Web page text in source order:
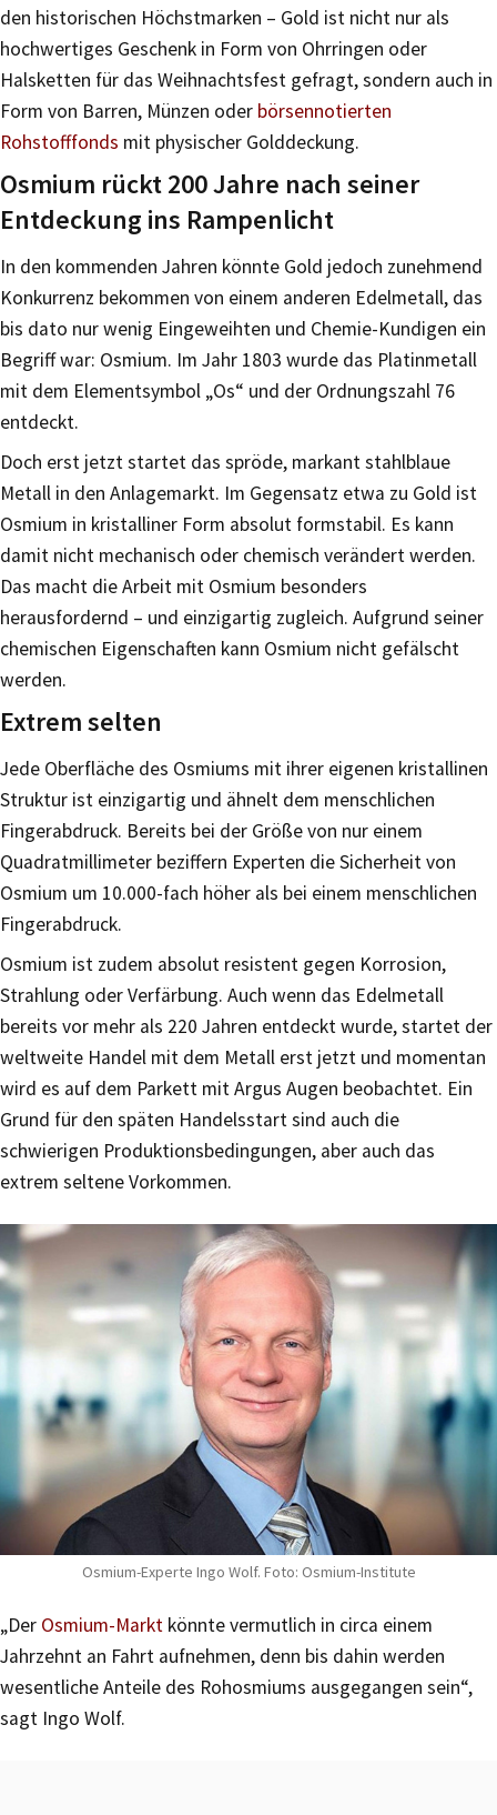
den historischen Höchstmarken – Gold ist nicht nur als
hochwertiges Geschenk in Form von Ohrringen oder
Halsketten für das Weihnachtsfest gefragt, sondern auch in
Form von Barren, Münzen oder börsennotierten
Rohstofffonds mit physischer Golddeckung.
Osmium rückt 200 Jahre nach seiner
Entdeckung ins Rampenlicht
In den kommenden Jahren könnte Gold jedoch zunehmend
Konkurrenz bekommen von einem anderen Edelmetall, das
bis dato nur wenig Eingeweihten und Chemie-Kundigen ein
Begriff war: Osmium. Im Jahr 1803 wurde das Platinmetall
mit dem Elementsymbol „Os“ und der Ordnungszahl 76
entdeckt.
Doch erst jetzt startet das spröde, markant stahlblaue
Metall in den Anlagemarkt. Im Gegensatz etwa zu Gold ist
Osmium in kristalliner Form absolut formstabil. Es kann
damit nicht mechanisch oder chemisch verändert werden.
Das macht die Arbeit mit Osmium besonders
herausfordernd – und einzigartig zugleich. Aufgrund seiner
chemischen Eigenschaften kann Osmium nicht gefälscht
werden.
Extrem selten
Jede Oberfläche des Osmiums mit ihrer eigenen kristallinen
Struktur ist einzigartig und ähnelt dem menschlichen
Fingerabdruck. Bereits bei der Größe von nur einem
Quadratmillimeter beziffern Experten die Sicherheit von
Osmium um 10.000-fach höher als bei einem menschlichen
Fingerabdruck.
Osmium ist zudem absolut resistent gegen Korrosion,
Strahlung oder Verfärbung. Auch wenn das Edelmetall
bereits vor mehr als 220 Jahren entdeckt wurde, startet der
weltweite Handel mit dem Metall erst jetzt und momentan
wird es auf dem Parkett mit Argus Augen beobachtet. Ein
Grund für den späten Handelsstart sind auch die
schwierigen Produktionsbedingungen, aber auch das
extrem seltene Vorkommen.
Osmium-Experte Ingo Wolf. Foto: Osmium-Institute
„Der Osmium-Markt könnte vermutlich in circa einem
Jahrzehnt an Fahrt aufnehmen, denn bis dahin werden
wesentliche Anteile des Rohosmiums ausgegangen sein“,
sagt Ingo Wolf.